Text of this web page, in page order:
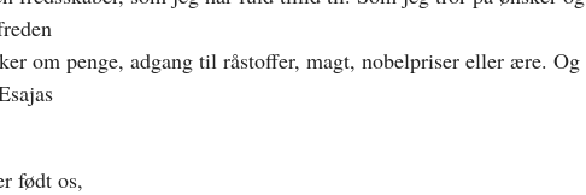
om penge, adgang til råstoffer, magt, nobelpriser eller ære. Og
født os,